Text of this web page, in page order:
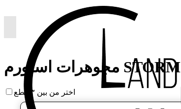
مجوهرات استورم STORM
اختر من بين ٣ قطع